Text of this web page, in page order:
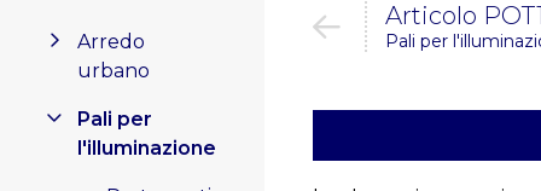
Arredo
urbano
Pali per
l'illuminazione
Articolo
Pali per